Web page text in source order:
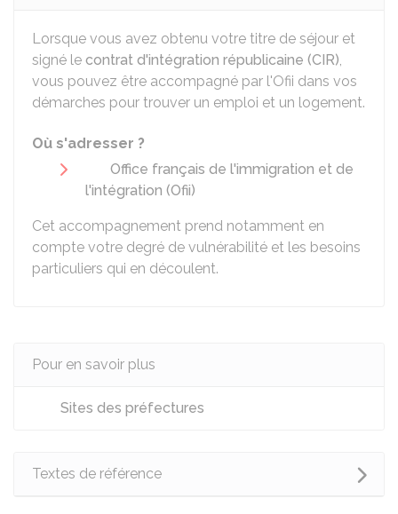
Lorsque vous avez obtenu votre titre de séjour et
signé le contrat d'intégration républicaine (CIR),
vous pouvez être accompagné par l'Ofii dans vos
démarches pour trouver un emploi et un logement.
Où s'adresser ?
Office français de l'immigration et de
l'intégration (Ofii)
Cet accompagnement prend notamment en
compte votre degré de vulnérabilité et les besoins
particuliers qui en découlent.
Pour en savoir plus
Sites des préfectures
Textes de référence